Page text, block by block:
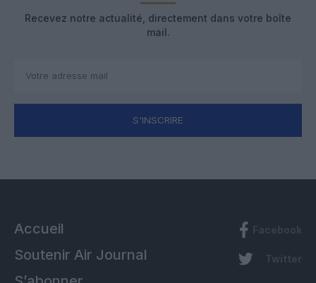
Recevez notre actualité, directement dans votre boîte
mail.
S'INSCRIRE
Accueil
Soutenir Air Journal